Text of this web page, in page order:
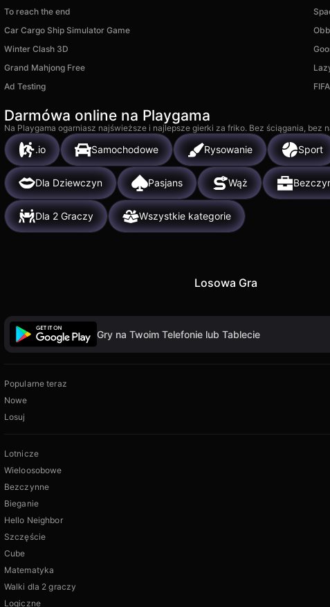
To reach the end
Car Cargo Ship Simulator Game
Winter Clash 3D
Grand Mahjong Free
Ad Testing
Darmówa online na Playgama
Na Playgama ogarniasz najświeższe i najlepsze gierki za friko. Bez ściągania,
.io Samochodowe Rysowanie Sport
Dla Dziewczyn Pasjans Wąż
Dla 2 Graczy Wszystkie kategorie
Losowa Gra
Gry na Twoim Telefonie lub Tablecie
Popularne teraz
Nowe
Losuj
Lotnicze
Wieloosobowe
Bezczynne
Bieganie
Hello Neighbor
Szczęście
Cube
Matematyka
Walki dla 2 graczy
Logiczne